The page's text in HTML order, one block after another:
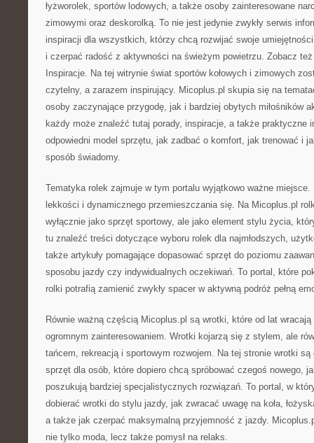
łyżworolek, sportów lodowych, a także osoby zainteresowane
zimowymi oraz deskorolką. To nie jest jedynie zwykły serwis
inspiracji dla wszystkich, którzy chcą rozwijać swoje
i czerpać radość z aktywności na świeżym powietrzu. Zobacz
Inspiracje. Na tej witrynie świat sportów kołowych i zimowych
czytelny, a zarazem inspirujący. Micoplus.pl skupia się na
osoby zaczynające przygodę, jak i bardziej obytych miłośników
każdy może znaleźć tutaj porady, inspiracje, a także praktyczne
odpowiedni model sprzętu, jak zadbać o komfort, jak trenować i
sposób świadomy.
Tematyka rolek zajmuje w tym portalu wyjątkowo ważne
lekkości i dynamicznego przemieszczania się. Na Micoplus.pl
wyłącznie jako sprzęt sportowy, ale jako element stylu życia,
tu znaleźć treści dotyczące wyboru rolek dla najmłodszych,
także artykuły pomagające dopasować sprzęt do poziomu
sposobu jazdy czy indywidualnych oczekiwań. To portal, które
rolki potrafią zamienić zwykły spacer w aktywną podróż pełną
Równie ważną częścią Micoplus.pl są wrotki, które od lat
ogromnym zainteresowaniem. Wrotki kojarzą się z stylem, ale
tańcem, rekreacją i sportowym rozwojem. Na tej stronie wrotki są
sprzęt dla osób, które dopiero chcą spróbować czegoś nowego,
poszukują bardziej specjalistycznych rozwiązań. To portal, w
dobierać wrotki do stylu jazdy, jak zwracać uwagę na koła,
a także jak czerpać maksymalną przyjemność z jazdy.
nie tylko moda, lecz także pomysł na relaks.